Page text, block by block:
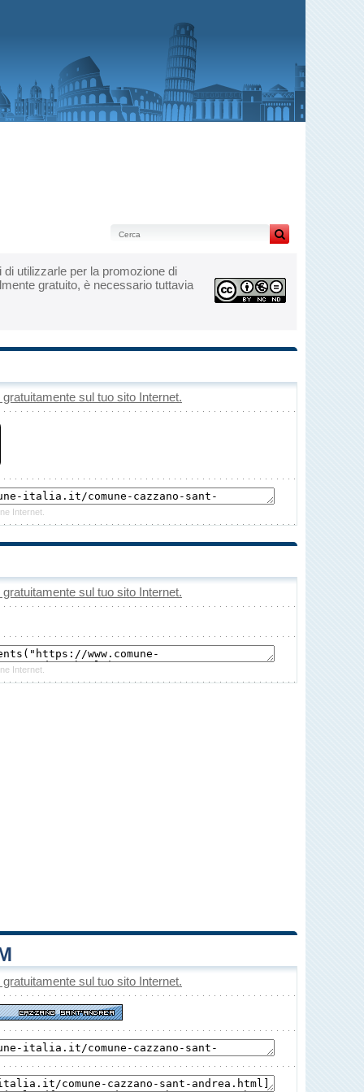
di utilizzarle per la promozione di
gratuito, è necessario tuttavia
sul tuo sito Internet.
Internet.
sul tuo sito Internet.
Internet.
sul tuo sito Internet.